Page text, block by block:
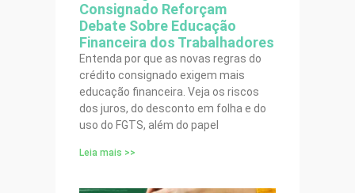
Consignado Reforçam
Debate Sobre Educação
Financeira dos Trabalhadores
Entenda por que as novas regras do
crédito consignado exigem mais
educação financeira. Veja os riscos
dos juros, do desconto em folha e do
uso do FGTS, além do papel
Leia mais >>